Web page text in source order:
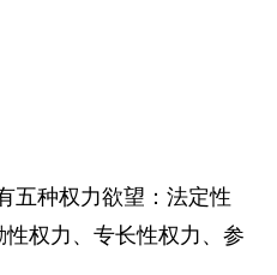
五种权力欲望：法定性
权力、专长性权力、参